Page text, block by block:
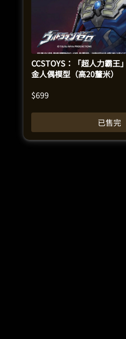
CCSTOYS：「超人力霸王
金人偶模型（高20釐米）
$699
已售完